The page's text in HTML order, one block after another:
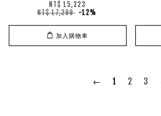
NT$ 15,223
NT$ 17,299 -12%
加入購物車
← 1 2 3